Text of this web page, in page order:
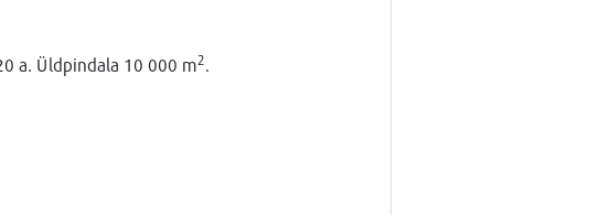
a. Üldpindala 10 000 m2.